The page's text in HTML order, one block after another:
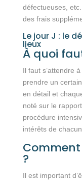
défectueuses,
des frais
Le jour J : le
lieux
À quoi
Il faut s’attendre
prendre un
en détail et
noté sur le rapport
procédure
intérêts de chacun.
?
Il est important